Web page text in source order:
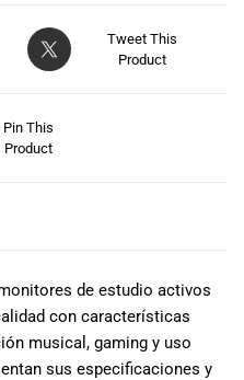
en
tienda
web y
tu
en la
de
Tweet This
Product
Pin This
Product
de estudio activos
con características
musical, gaming y uso
sus especificaciones y